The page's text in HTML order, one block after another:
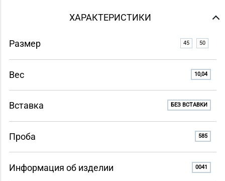
ХАРАКТЕРИСТИКИ
Размер 45 50
Вес 10,04
Вставка БЕЗ ВСТАВКИ
Проба 585
Информация об изделии 0041